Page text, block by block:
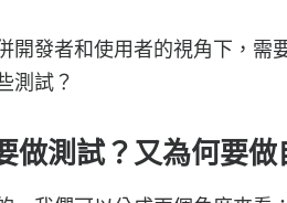
開發者和使用者的視角下，需
測試？
做測試？又為何要做